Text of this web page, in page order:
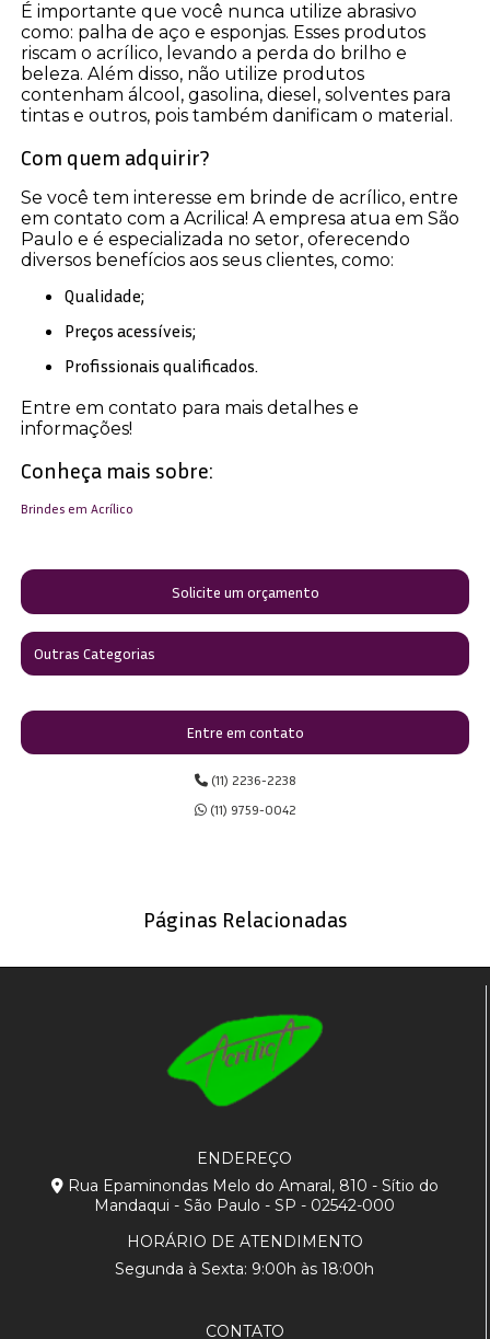
É importante que você nunca utilize abrasivo
como: palha de aço e esponjas. Esses produtos
riscam o acrílico, levando a perda do brilho e
beleza. Além disso, não utilize produtos
contenham álcool, gasolina, diesel, solventes para
tintas e outros, pois também danificam o material.
Com quem adquirir?
Se você tem interesse em brinde de acrílico, entre
em contato com a Acrilica! A empresa atua em São
Paulo e é especializada no setor, oferecendo
diversos benefícios aos seus clientes, como:
Qualidade;
Preços acessíveis;
Profissionais qualificados.
Entre em contato para mais detalhes e
informações!
Conheça mais sobre:
Brindes em Acrílico
Solicite um orçamento
Outras Categorias
Entre em contato
(11) 2236-2238
(11) 9759-0042
Páginas Relacionadas
ENDEREÇO
Rua Epaminondas Melo do Amaral, 810 - Sítio do
Mandaqui - São Paulo - SP - 02542-000
HORÁRIO DE ATENDIMENTO
Segunda à Sexta: 9:00h às 18:00h
CONTATO